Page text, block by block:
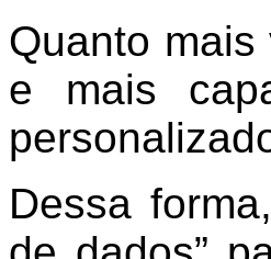
Quanto
e mais
Dessa